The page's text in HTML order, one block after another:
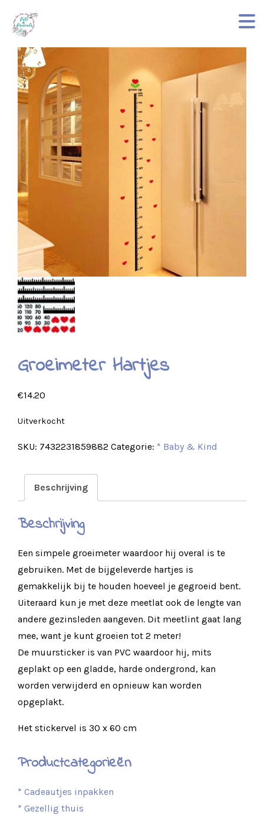
Groeimeter Hartjes
€14.20
Uitverkocht
SKU: 7432231859882 Categorie: * Baby & Kind
Beschrijving
Beschrijving
Een simpele groeimeter waardoor hij overal is te
gebruiken. Met de bijgeleverde hartjes is
gemakkelijk bij te houden hoeveel je gegroeid bent.
Uiteraard kun je met deze meetlat ook de lengte van
andere gezinsleden aangeven. Dit meetlint gaat lang
mee, want je kunt groeien tot 2 meter!
De muursticker is van PVC waardoor hij, mits
geplakt op een gladde, harde ondergrond, kan
worden verwijderd en opnieuw kan worden
opgeplakt.
Het stickervel is 30 x 60 cm
Productcategorieën
* Cadeautjes inpakken
* Gezellig thuis